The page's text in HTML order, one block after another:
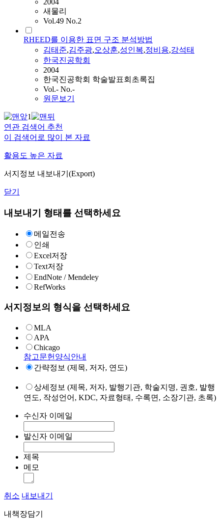
2004
새물리
Vol.49 No.2
RHEED를 이용한 표면 구조 분석방법
김태준,김주광,오상훈,성인복,정비용,강석태
한국진공학회
2004
한국진공학회 학술발표회초록집
Vol.- No.-
원문보기
1
연관 검색어 추천
이 검색어로 많이 본 자료
활용도 높은 자료
서지정보 내보내기(Export)
닫기
내보내기 형태를 선택하세요
메일전송
인쇄
Excel저장
Text저장
EndNote / Mendeley
RefWorks
서지정보의 형식을 선택하세요
MLA
APA
Chicago
참고문헌양식안내
간략정보 (제목, 저자, 연도)
상세정보 (제목, 저자, 발행기관, 학술지명, 권호, 발행
연도, 작성언어, KDC, 자료형태, 수록면, 소장기관, 초록)
수신자 이메일
발신자 이메일
제목
메모
취소 내보내기
내책장담기